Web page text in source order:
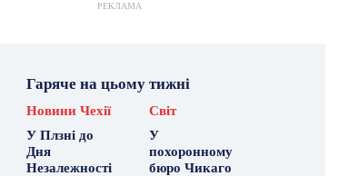
РЕКЛАМА
Гаряче на цьому тижні
Новини Чехії
У Плзні до
Дня
Незалежності
Світ
У
похоронному
бюро Чикаго